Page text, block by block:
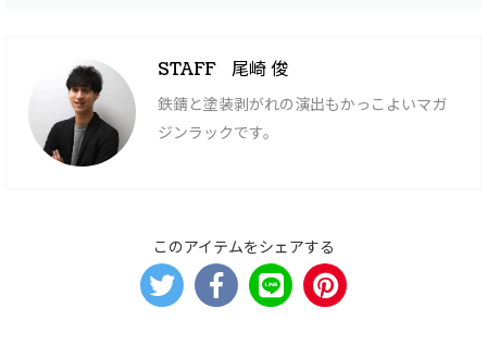
STAFF 尾崎 俊
鉄錆と塗装剥がれの演出もかっこよいマガ
ジンラックです。
このアイテムをシェアする